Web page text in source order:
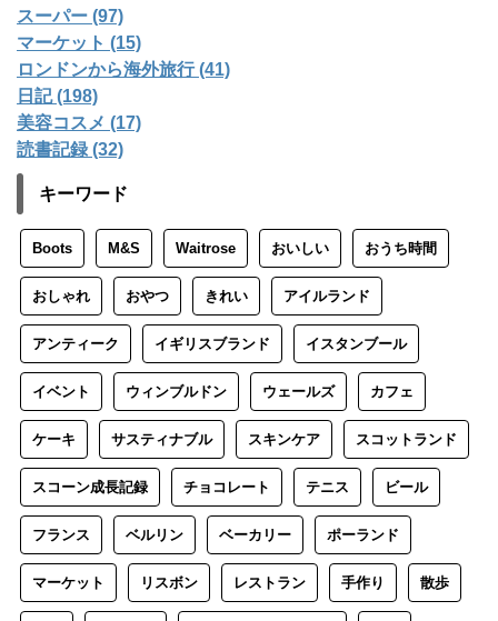
スーパー (97)
マーケット (15)
ロンドンから海外旅行 (41)
日記 (198)
美容コスメ (17)
読書記録 (32)
キーワード
Boots M&S Waitrose おいしい おうち時間
おしゃれ おやつ きれい アイルランド
アンティーク イギリスブランド イスタンブール
イベント ウィンブルドン ウェールズ カフェ
ケーキ サスティナブル スキンケア スコットランド
スコーン成長記録 チョコレート テニス ビール
フランス ベルリン ベーカリー ポーランド
マーケット リスボン レストラン 手作り 散歩